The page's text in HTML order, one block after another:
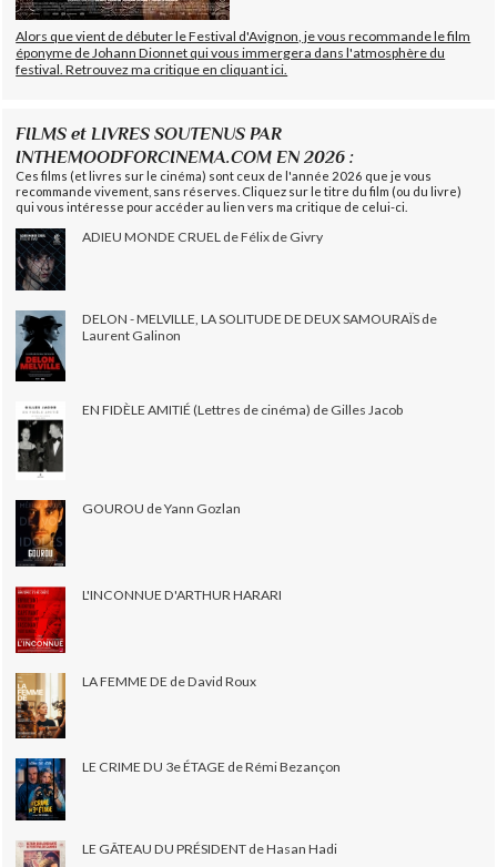
Alors que vient de débuter le Festival d'Avignon, je vous recommande le film
éponyme de Johann Dionnet qui vous immergera dans l'atmosphère du
festival. Retrouvez ma critique en cliquant ici.
FILMS et LIVRES SOUTENUS PAR
INTHEMOODFORCINEMA.COM EN 2026 :
Ces films (et livres sur le cinéma) sont ceux de l'année 2026 que je vous
recommande vivement, sans réserves. Cliquez sur le titre du film (ou du livre)
qui vous intéresse pour accéder au lien vers ma critique de celui-ci.
ADIEU MONDE CRUEL de Félix de Givry
DELON - MELVILLE, LA SOLITUDE DE DEUX SAMOURAÏS de
Laurent Galinon
EN FIDÈLE AMITIÉ (Lettres de cinéma) de Gilles Jacob
GOUROU de Yann Gozlan
L'INCONNUE D'ARTHUR HARARI
LA FEMME DE de David Roux
LE CRIME DU 3e ÉTAGE de Rémi Bezançon
LE GÂTEAU DU PRÉSIDENT de Hasan Hadi